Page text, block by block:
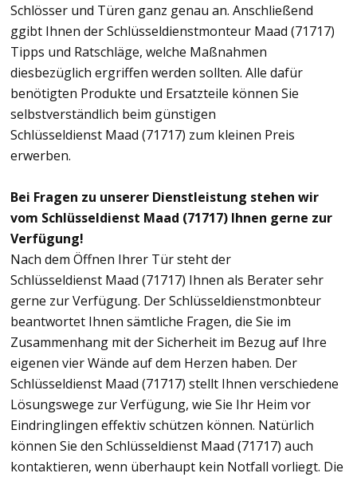
Schlösser und Türen ganz genau an. Anschließend
ggibt Ihnen der Schlüsseldienstmonteur Maad (71717)
Tipps und Ratschläge, welche Maßnahmen
diesbezüglich ergriffen werden sollten. Alle dafür
benötigten Produkte und Ersatzteile können Sie
selbstverständlich beim günstigen
Schlüsseldienst Maad (71717) zum kleinen Preis
erwerben.
Bei Fragen zu unserer Dienstleistung stehen wir
vom Schlüsseldienst Maad (71717) Ihnen gerne zur
Verfügung!
Nach dem Öffnen Ihrer Tür steht der
Schlüsseldienst Maad (71717) Ihnen als Berater sehr
gerne zur Verfügung. Der Schlüsseldienstmonbteur
beantwortet Ihnen sämtliche Fragen, die Sie im
Zusammenhang mit der Sicherheit im Bezug auf Ihre
eigenen vier Wände auf dem Herzen haben. Der
Schlüsseldienst Maad (71717) stellt Ihnen verschiedene
Lösungswege zur Verfügung, wie Sie Ihr Heim vor
Eindringlingen effektiv schützen können. Natürlich
können Sie den Schlüsseldienst Maad (71717) auch
kontaktieren, wenn überhaupt kein Notfall vorliegt. Die